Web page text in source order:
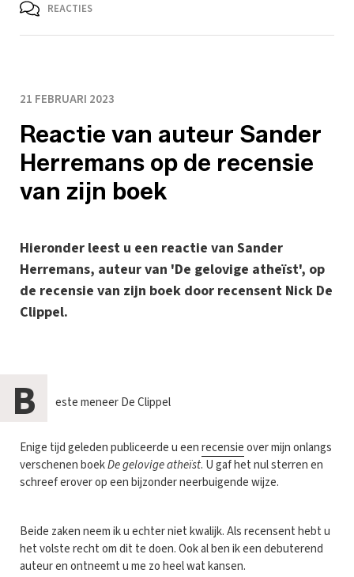
REACTIES
21 FEBRUARI 2023
Reactie van auteur Sander
Herremans op de recensie
van zijn boek
Hieronder leest u een reactie van Sander
Herremans, auteur van 'De gelovige atheïst', op
de recensie van zijn boek door recensent Nick De
Clippel.
B este meneer De Clippel
Enige tijd geleden publiceerde u eenrecensieover mijn onlangs
verschenen boekDe gelovige atheïst. U gaf het nul sterren en
schreef erover op een bijzonder neerbuigende wijze.
Beide zaken neem ik u echter niet kwalijk. Als recensent hebt u
het volste recht om dit te doen. Ook al ben ik een debuterend
auteur en ontneemt u me zo heel wat kansen.